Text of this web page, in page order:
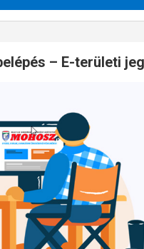
– E-területi